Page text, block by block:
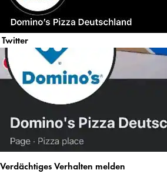
Twitter
Verdächtiges Verhalten melden